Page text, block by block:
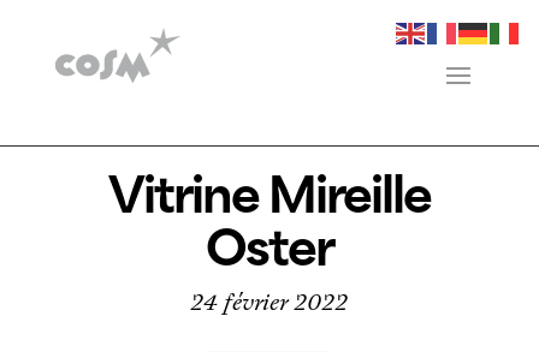
Vitrine Mireille
Oster
24 février 2022